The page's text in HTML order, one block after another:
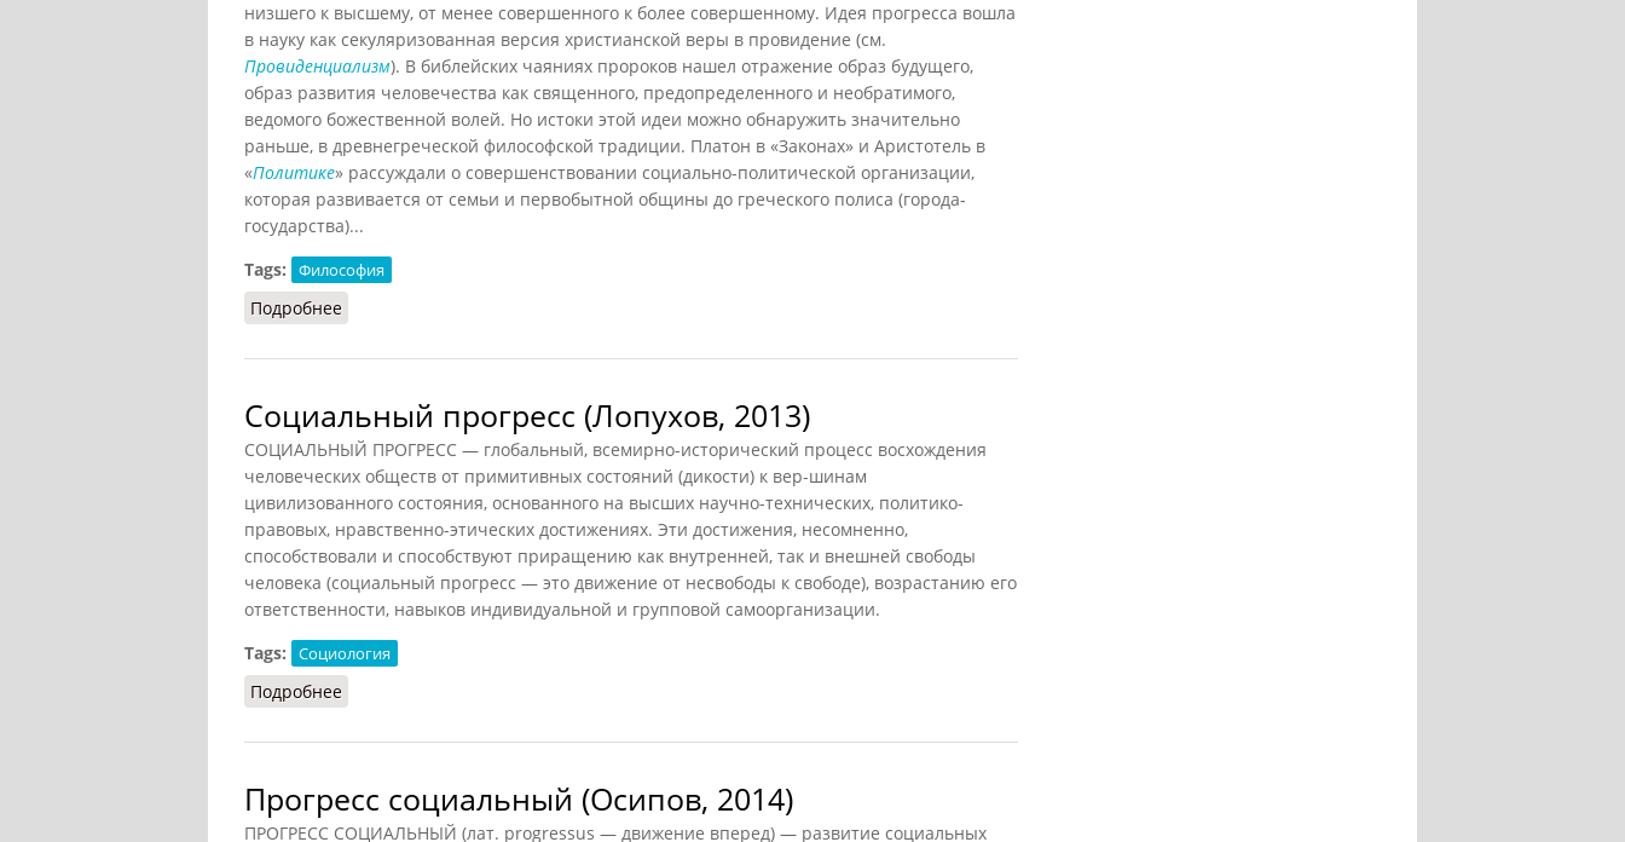
низшего к высшему, от менее совершенного к более совершенному. Идея прогресса вошла
в науку как секуляризованная версия христианской веры в провидение (см.
Провиденциализм). В библейских чаяниях пророков нашел отражение образ будущего,
образ развития человечества как священного, предопределенного и необратимого,
ведомого божественной волей. Но истоки этой идеи можно обнаружить значительно
раньше, в древнегреческой философской традиции. Платон в «Законах» и Аристотель в
«Политике» рассуждали о совершенствовании социально-политической организации,
которая развивается от семьи и первобытной общины до греческого полиса (города-
государства)...
Tags:
Философия
Подробнее
Социальный прогресс (Лопухов, 2013)
СОЦИАЛЬНЫЙ ПРОГРЕСС — глобальный, всемирно-исторический процесс восхождения
человеческих обществ от примитивных состояний (дикости) к вер-шинам
цивилизованного состояния, основанного на высших научно-технических, политико-
правовых, нравственно-этических достижениях. Эти достижения, несомненно,
способствовали и способствуют приращению как внутренней, так и внешней свободы
человека (социальный прогресс — это движение от несвободы к свободе), возрастанию его
ответственности, навыков индивидуальной и групповой самоорганизации.
Tags:
Социология
Подробнее
Прогресс социальный (Осипов, 2014)
ПРОГРЕСС СОЦИАЛЬНЫЙ (лат. progressus — движение вперед) — развитие социальных